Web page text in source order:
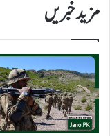
مزید خبریں